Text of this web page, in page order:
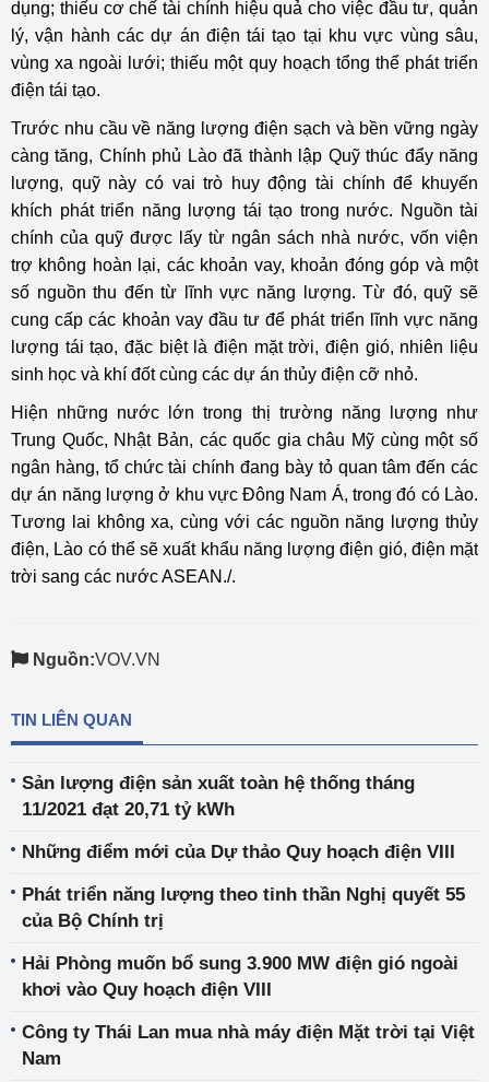
dụng; thiếu cơ chế tài chính hiệu quả cho việc đầu tư, quản
lý, vận hành các dự án điện tái tạo tại khu vực vùng sâu,
vùng xa ngoài lưới; thiếu một quy hoạch tổng thể phát triển
điện tái tạo.
Trước nhu cầu về năng lượng điện sạch và bền vững ngày
càng tăng, Chính phủ Lào đã thành lập Quỹ thúc đẩy năng
lượng, quỹ này có vai trò huy động tài chính để khuyến
khích phát triển năng lượng tái tạo trong nước. Nguồn tài
chính của quỹ được lấy từ ngân sách nhà nước, vốn viện
trợ không hoàn lại, các khoản vay, khoản đóng góp và một
số nguồn thu đến từ lĩnh vực năng lượng. Từ đó, quỹ sẽ
cung cấp các khoản vay đầu tư để phát triển lĩnh vực năng
lượng tái tạo, đặc biệt là điện mặt trời, điện gió, nhiên liệu
sinh học và khí đốt cùng các dự án thủy điện cỡ nhỏ.
Hiện những nước lớn trong thị trường năng lượng như
Trung Quốc, Nhật Bản, các quốc gia châu Mỹ cùng một số
ngân hàng, tổ chức tài chính đang bày tỏ quan tâm đến các
dự án năng lượng ở khu vực Đông Nam Á, trong đó có Lào.
Tương lai không xa, cùng với các nguồn năng lượng thủy
điện, Lào có thể sẽ xuất khẩu năng lượng điện gió, điện mặt
trời sang các nước ASEAN./.
Nguồn:VOV.VN
TIN LIÊN QUAN
Sản lượng điện sản xuất toàn hệ thống tháng
11/2021 đạt 20,71 tỷ kWh
Những điểm mới của Dự thảo Quy hoạch điện VIII
Phát triển năng lượng theo tinh thần Nghị quyết 55
của Bộ Chính trị
Hải Phòng muốn bổ sung 3.900 MW điện gió ngoài
khơi vào Quy hoạch điện VIII
Công ty Thái Lan mua nhà máy điện Mặt trời tại Việt
Nam